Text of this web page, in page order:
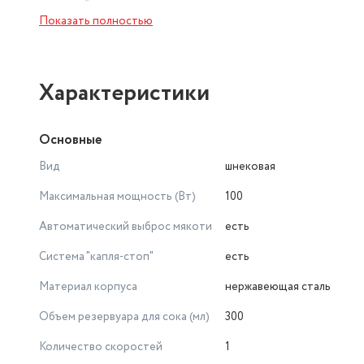
что прибор легко мыть.
плода.
удобства сверху устанавливается лоток для
проталкивания продуктов.
Показать полностью
Характеристики
Основные
Вид
шнековая
Максимальная мощность (Вт)
100
Автоматический выброс мякоти
есть
Система "капля-стоп"
есть
Материал корпуса
нержавеющая сталь
Объем резервуара для сока (мл)
300
Количество скоростей
1